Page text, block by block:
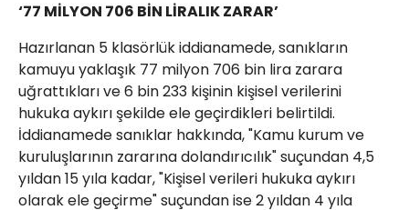
‘77 MİLYON 706 BİN LİRALIK ZARAR’
Hazırlanan 5 klasörlük iddianamede, sanıkların
kamuyu yaklaşık 77 milyon 706 bin lira zarara
uğrattıkları ve 6 bin 233 kişinin kişisel verilerini
hukuka aykırı şekilde ele geçirdikleri belirtildi.
İddianamede sanıklar hakkında, "Kamu kurum ve
kuruluşlarının zararına dolandırıcılık" suçundan 4,5
yıldan 15 yıla kadar, "Kişisel verileri hukuka aykırı
olarak ele geçirme" suçundan ise 2 yıldan 4 yıla